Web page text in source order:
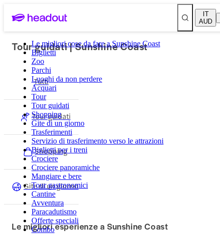
IT
AUD
Le migliori cose da fare a Sunshine Coast
Biglietti
Zoo
Parchi
Luoghi da non perdere
Acquari
Tour
Tour guidati
Shopping
Gite di un giorno
Trasferimenti
Servizio di trasferimento verso le attrazioni
Biglietti per i treni
Crociere
Crociere panoramiche
Mangiare e bere
Tour gastronomici
Cantine
Avventura
Paracadutismo
Offerte speciali
Combo
Tour guidati | Sunshine Coast
Tutti
Tour guidati
Shopping
Gite di un giorno
Le migliori esperienze a Sunshine Coast